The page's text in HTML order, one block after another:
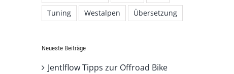
Tuning
Westalpen Übersetzung
Neueste Beiträge
Jentlflow Tipps zur Offroad Bike